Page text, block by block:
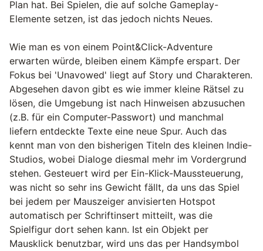
Plan hat. Bei Spielen, die auf solche Gameplay-
Elemente setzen, ist das jedoch nichts Neues.
Wie man es von einem Point&Click-Adventure
erwarten würde, bleiben einem Kämpfe erspart. Der
Fokus bei 'Unavowed' liegt auf Story und Charakteren.
Abgesehen davon gibt es wie immer kleine Rätsel zu
lösen, die Umgebung ist nach Hinweisen abzusuchen
(z.B. für ein Computer-Passwort) und manchmal
liefern entdeckte Texte eine neue Spur. Auch das
kennt man von den bisherigen Titeln des kleinen Indie-
Studios, wobei Dialoge diesmal mehr im Vordergrund
stehen. Gesteuert wird per Ein-Klick-Maussteuerung,
was nicht so sehr ins Gewicht fällt, da uns das Spiel
bei jedem per Mauszeiger anvisierten Hotspot
automatisch per Schriftinsert mitteilt, was die
Spielfigur dort sehen kann. Ist ein Objekt per
Mausklick benutzbar, wird uns das per Handsymbol